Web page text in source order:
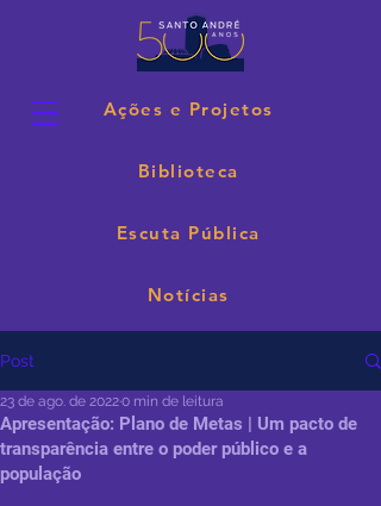
Ações e Projetos
Biblioteca
Escuta Pública
Notícias
Post
Apresentação: Plano de Metas | Um pacto de
transparência entre o poder público e a
população
23 de ago. de 20220 min de leitura